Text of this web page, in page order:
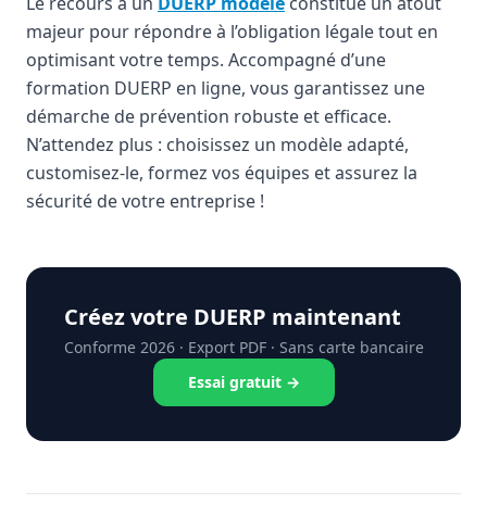
majeur pour répondre à l’obligation légale tout en
optimisant votre temps. Accompagné d’une
formation DUERP en ligne, vous garantissez une
démarche de prévention robuste et efficace.
N’attendez plus : choisissez un modèle adapté,
customisez-le, formez vos équipes et assurez la
sécurité de votre entreprise !
Créez votre DUERP maintenant
Conforme 2026 · Export PDF · Sans carte bancaire
Essai gratuit →